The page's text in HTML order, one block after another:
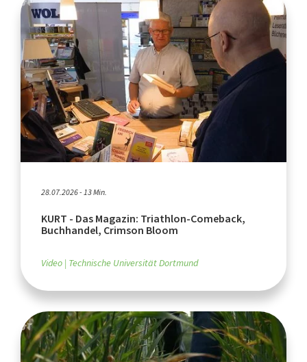
28.07.2026 - 13 Min.
KURT - Das Magazin: Triathlon-Comeback,
Buchhandel, Crimson Bloom
Video Technische Universität Dortmund